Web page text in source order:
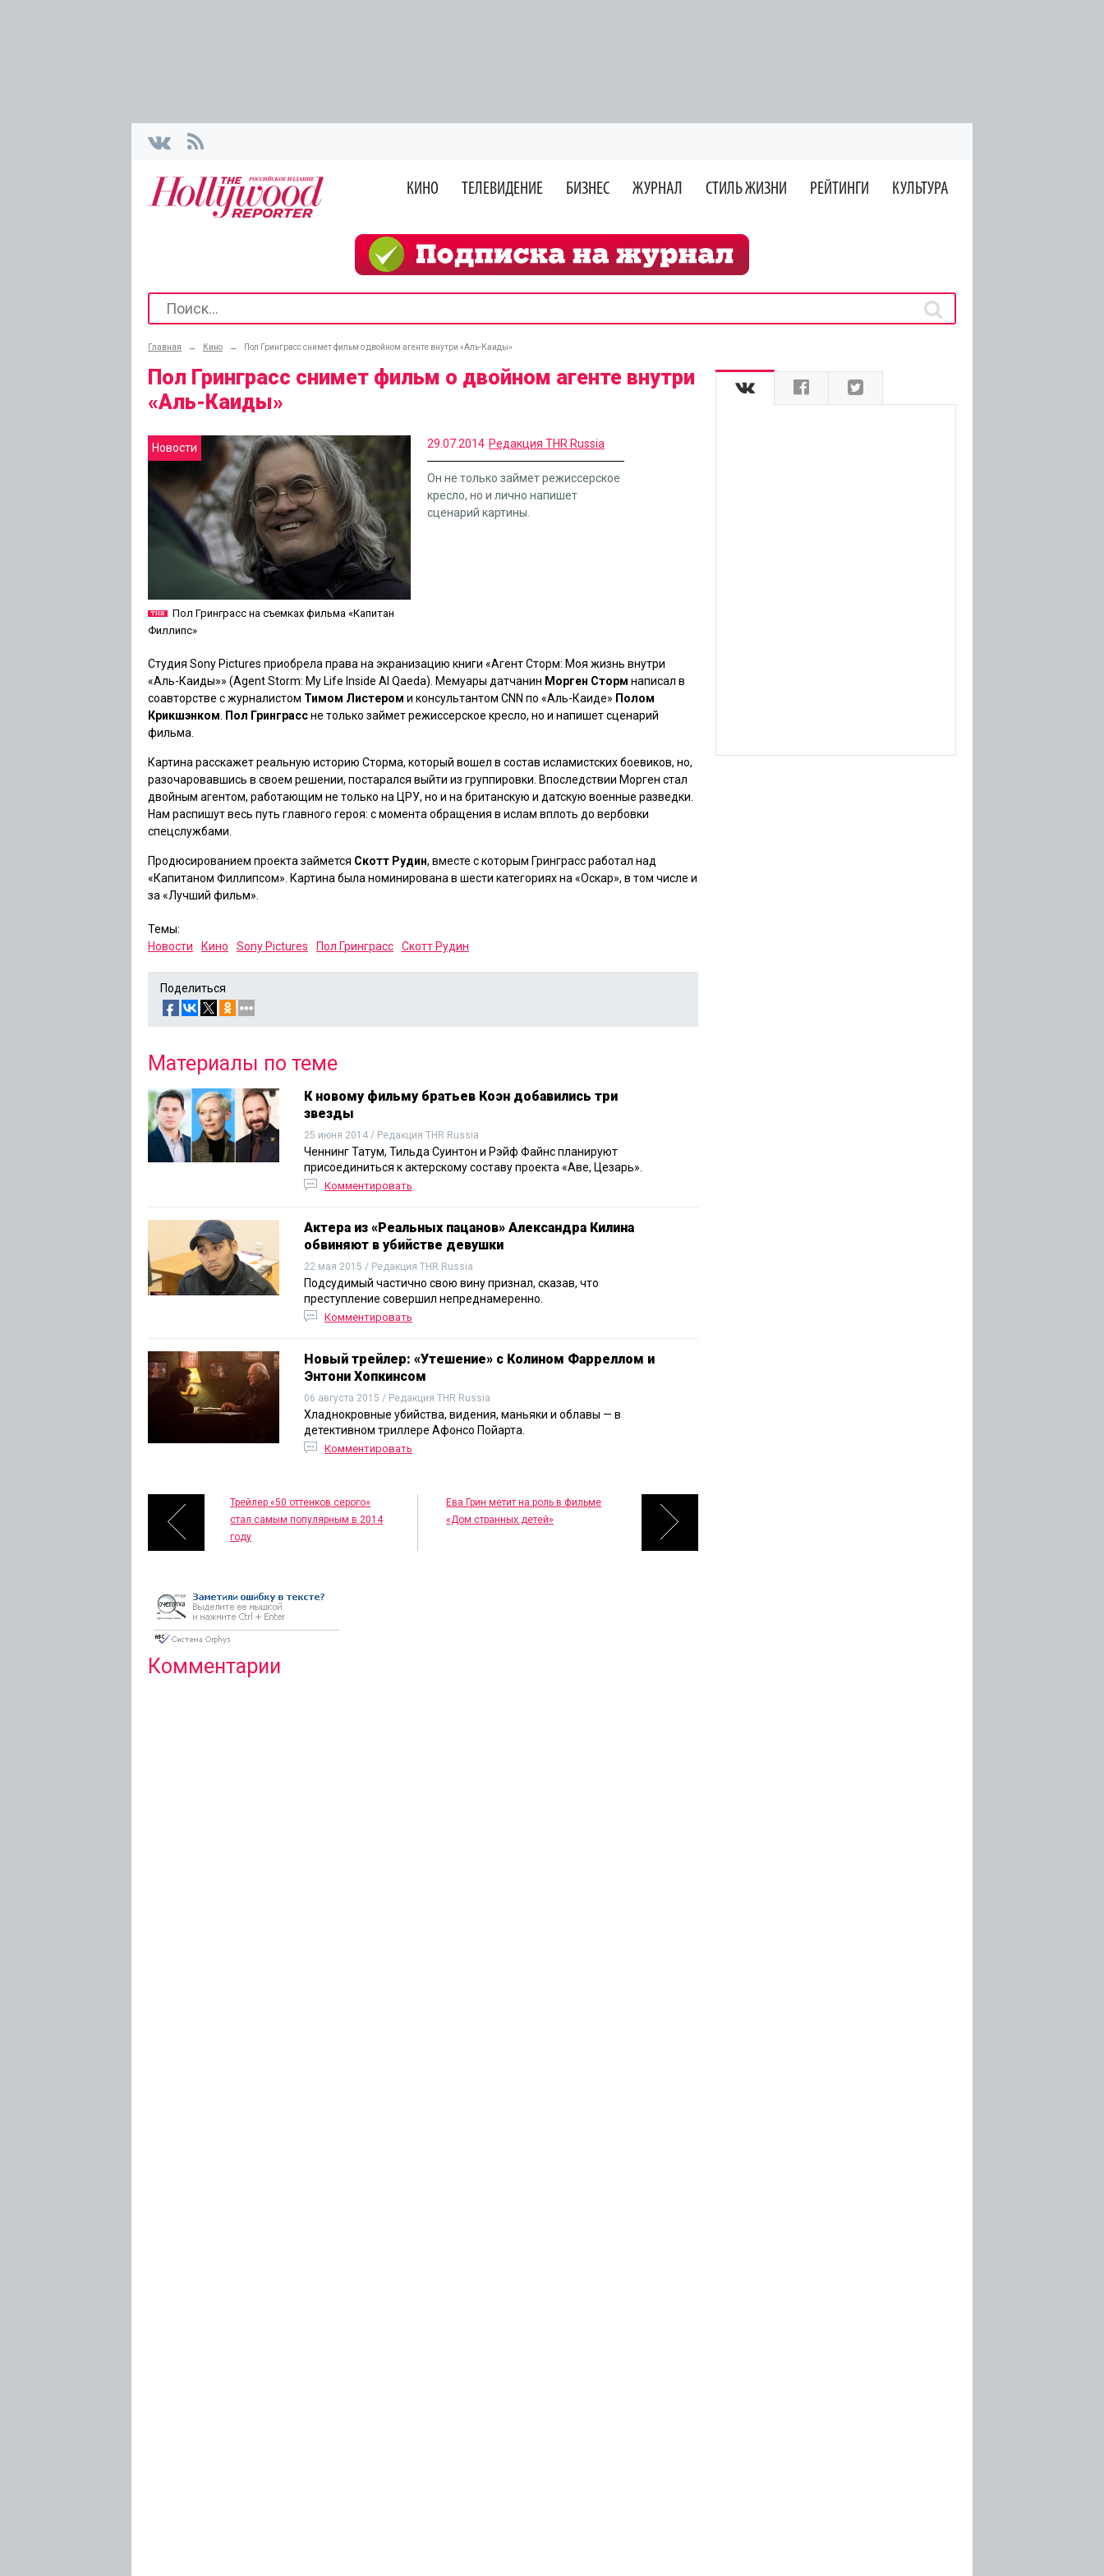
КИНО ТЕЛЕВИДЕНИЕ БИЗНЕС ЖУРНАЛ СТИЛЬ ЖИЗНИ РЕЙТИНГИ КУЛЬТУРА
Главная → Кино → Пол Гринграсс снимет фильм о двойном агенте внутри «Аль-Каиды»
Пол Гринграсс снимет фильм о двойном агенте внутри
«Аль-Каиды»
Новости
Пол Гринграсс на съемках фильма «Капитан
Филлипс»
29.07.2014 Редакция THR Russia
Он не только займет режиссерское
кресло, но и лично напишет
сценарий картины.
Студия Sony Pictures приобрела права на экранизацию книги «Агент Сторм: Моя жизнь внутри
«Аль-Каиды»» (Agent Storm: My Life Inside Al Qaeda). Мемуары датчанин Морген Сторм написал в
соавторстве с журналистом Тимом Листером и консультантом CNN по «Аль-Каиде» Полом
Крикшэнком
Пол Гринграссне только займет режиссерское кресло, но и напишет сценарий
фильма.
Картина расскажет реальную историю Сторма, который вошел в состав исламистских боевиков, но,
разочаровавшись в своем решении, постарался выйти из группировки. Впоследствии Морген стал
двойным агентом, работающим не только на ЦРУ, но и на британскую и датскую военные разведки.
Нам распишут весь путь главного героя: с момента обращения в ислам вплоть до вербовки
спецслужбами.
Продюсированием проекта займется Скотт Рудин, вместе с которым Гринграсс работал над
«Капитаном Филлипсом» . Картина была номинирована в шести категориях на «Оскар», в том числе и
за «Лучший фильм».
Темы:
Новости
Кино Sony Pictures Пол Гринграсс Скотт Рудин
Поделиться
Материалы по теме
К новому фильму братьев Коэн добавились три
звезды
25 июня 2014 / Редакция THR Russia
Ченнинг Татум, Тильда Суинтон и Рэйф Файнс планируют
присоединиться к актерскому составу проекта «Аве, Цезарь».
Комментировать
Актера из «Реальных пацанов» Александра Килина
обвиняют в убийстве девушки
22 мая 2015 / Редакция THR Russia
Подсудимый частично свою вину признал, сказав, что
преступление совершил непреднамеренно.
Комментировать
Новый трейлер: «Утешение» с Колином Фарреллом и
Энтони Хопкинсом
06 августа 2015 / Редакция THR Russia
Хладнокровные убийства, видения, маньяки и облавы — в
детективном триллере Афонсо Пойарта.
Комментировать
Трейлер «50 оттенков серого»
стал самым популярным в 2014
году
Ева Грин метит на роль в фильме
«Дом странных детей»
Комментарии